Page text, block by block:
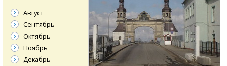
Август
Сентябрь
Октябрь
Ноябрь
Декабрь